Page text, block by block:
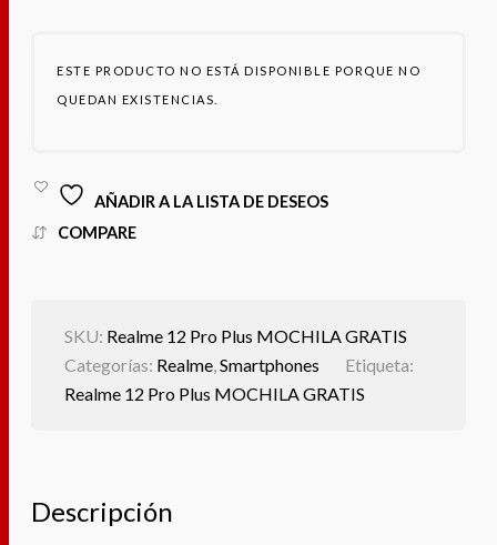
ESTE PRODUCTO NO ESTÁ DISPONIBLE PORQUE NO
QUEDAN EXISTENCIAS.
AÑADIR A LA LISTA DE DESEOS
COMPARE
SKU: Realme 12 Pro Plus MOCHILA GRATIS
Categorías: Realme,Smartphones
Etiqueta:
Realme 12 Pro Plus MOCHILA GRATIS
Descripción